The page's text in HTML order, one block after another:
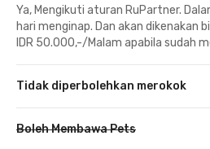
Ya, Mengikuti aturan RuPartner.
hari menginap. Dan akan dikenakan
IDR 50.000,-/Malam apabila sudah
Tidak diperbolehkan merokok
Boleh Membawa Pets